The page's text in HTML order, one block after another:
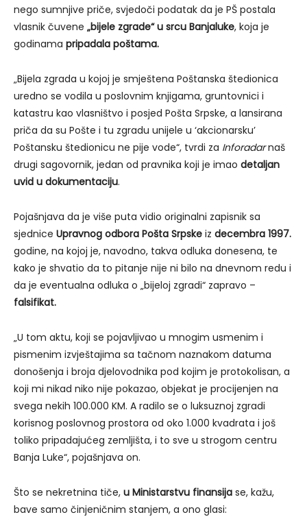
nego sumnjive priče, svjedoči podatak da je PŠ postala
vlasnik čuvene „bijele zgrade“ u srcu Banjaluke, koja je
godinama pripadala poštama.
„Bijela zgrada u kojoj je smještena Poštanska štedionica
uredno se vodila u poslovnim knjigama, gruntovnici i
katastru kao vlasništvo i posjed Pošta Srpske, a lansirana
priča da su Pošte i tu zgradu unijele u ‘akcionarsku’
Poštansku štedionicu ne pije vode“, tvrdi za Inforadarnaš
drugi sagovornik, jedan od pravnika koji je imao detaljan
uvid u dokumentaciju.
Pojašnjava da je više puta vidio originalni zapisnik sa
sjednice Upravnog odbora Pošta Srpske iz decembra 1997.
godine, na kojoj je, navodno, takva odluka donesena, te
kako je shvatio da to pitanje nije ni bilo na dnevnom redu i
da je eventualna odluka o „bijeloj zgradi“ zapravo –
falsifikat.
„U tom aktu, koji se pojavljivao u mnogim usmenim i
pismenim izvještajima sa tačnom naznakom datuma
donošenja i broja djelovodnika pod kojim je protokolisan, a
koji mi nikad niko nije pokazao, objekat je procijenjen na
svega nekih 100.000 KM. A radilo se o luksuznoj zgradi
korisnog poslovnog prostora od oko 1.000 kvadrata i još
toliko pripadajućeg zemljišta, i to sve u strogom centru
Banja Luke“, pojašnjava on.
Što se nekretnina tiče, u Ministarstvu finansija se, kažu,
bave samo činjeničnim stanjem, a ono glasi: